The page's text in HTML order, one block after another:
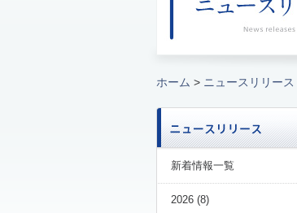
ホーム > ニュースリリース
新着情報一覧
2026 (8)